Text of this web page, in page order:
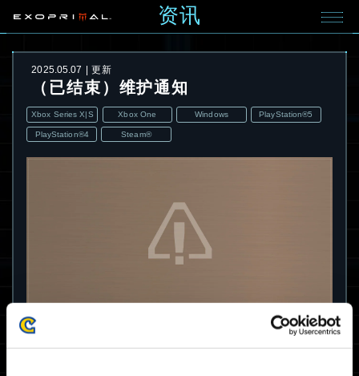
资讯
2025.05.07 更新
（已结束）维护通知
Xbox Series X|S Xbox One Windows PlayStation®5
PlayStation®4 Steam®
以下问题的维护已完成。
非常感谢您的耐心和合作。